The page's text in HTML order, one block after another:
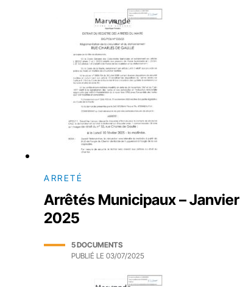
ARRETÉ
Arrêtés Municipaux – Janvier
2025
5 DOCUMENTS
PUBLIÉ LE 03/07/2025